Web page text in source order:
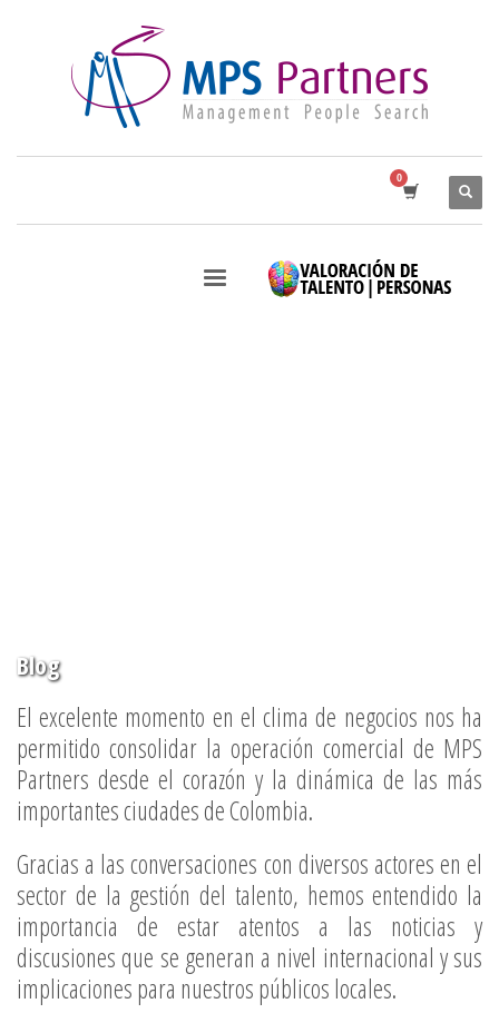
Blog
El excelente momento en el clima de negocios nos ha
permitido consolidar la operación comercial de MPS
Partners desde el corazón y la dinámica de las más
importantes ciudades de Colombia.
Gracias a las conversaciones con diversos actores en el
sector de la gestión del talento, hemos entendido la
importancia de estar atentos a las noticias y
discusiones que se generan a nivel internacional y sus
implicaciones para nuestros públicos locales.